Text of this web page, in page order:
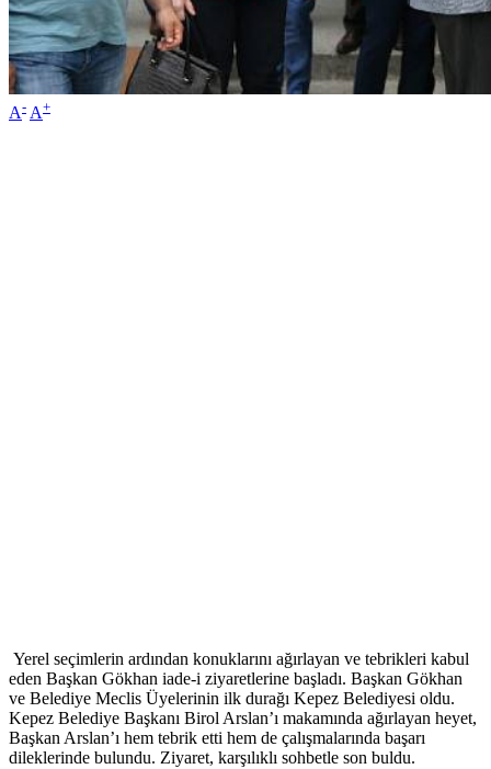
A- A+
Yerel seçimlerin ardından konuklarını ağırlayan ve tebrikleri kabul
eden Başkan Gökhan iade-i ziyaretlerine başladı. Başkan Gökhan
ve Belediye Meclis Üyelerinin ilk durağı Kepez Belediyesi oldu.
Kepez Belediye Başkanı Birol Arslan’ı makamında ağırlayan heyet,
Başkan Arslan’ı hem tebrik etti hem de çalışmalarında başarı
dileklerinde bulundu. Ziyaret, karşılıklı sohbetle son buldu.